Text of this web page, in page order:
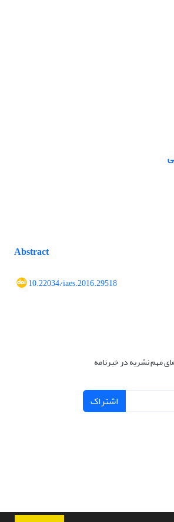
Abstract
10.22034/iaes.2016.29518
مهم نشریه در خبرنامه
اشتراک